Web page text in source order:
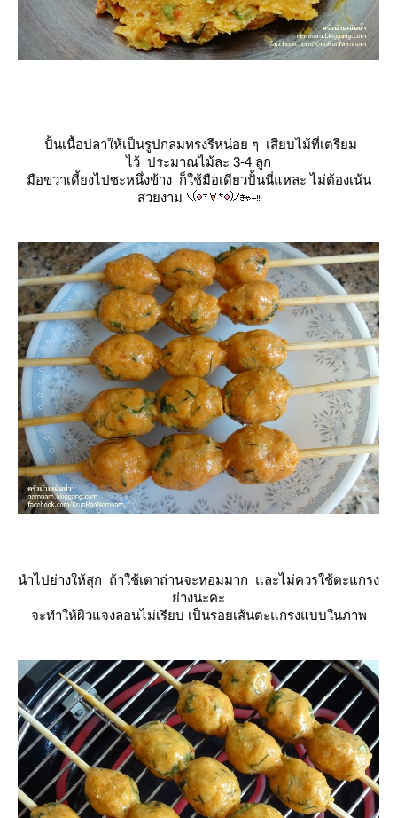
ปั้นเนื้อปลาให้เป็นรูปกลมทรงรีหน่อย ๆ เสียบไม้ที่เตรียม
ไว้ ประมาณไม้ละ 3-4 ลูก
มือขวาเดี้ยงไปซะหนึ่งข้าง ก็ใช้มือเดียวปั้นนี่แหละ ไม่ต้องเน้น
สวยงาม
นำไปย่างให้สุก ถ้าใช้เตาถ่านจะหอมมาก และไม่ควรใช้ตะแกรง
่างนะคะ
จะทำให้ผิวแจงลอนไม่เรียบ เป็นรอยเส้นตะแกรงแบบในภาพ